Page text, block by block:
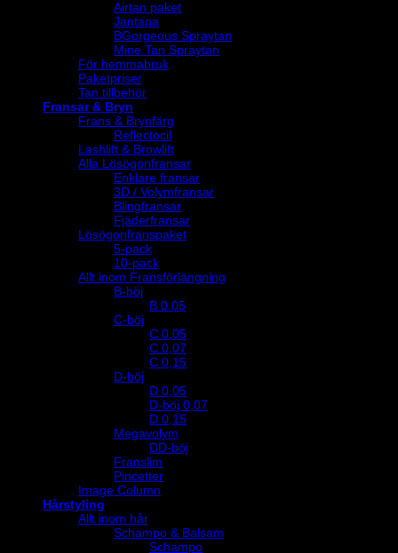
Airtan paket
Jantana
BGorgeous Spraytan
Mine Tan Spraytan
För hemmabruk
Paketpriser
Tan tillbehör
Fransar & Bryn
Frans & Brynfärg
Reflectocil
Lashlift & Browlift
Alla Lösögonfransar
Enklare fransar
3D / Volymfransar
Blingfransar
Fjäderfransar
Lösögonfranspaket
5-pack
10-pack
Allt inom Fransförlängning
B-böj
B 0.05
C-böj
C 0,05
C 0,07
C 0,15
D-böj
D 0,05
D-böj 0,07
D 0,15
Megavolym
DD-böj
Franslim
Pincetter
Image Column
Hårstyling
Allt inom hår
Schampo & Balsam
Schampo